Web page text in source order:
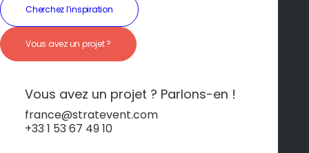
Cherchez l’inspiration
Vous avez un projet ?
Vous avez un projet ? Parlons-en !
france@stratevent.com
+33 1 53 67 49 10
Rallye en 2CV